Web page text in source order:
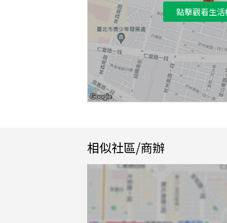
點擊觀看生
相似社區/商辦